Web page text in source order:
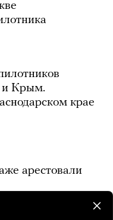
и Крым.
крае
арестовали